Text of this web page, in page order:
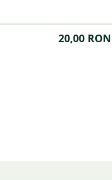
20,00 RON